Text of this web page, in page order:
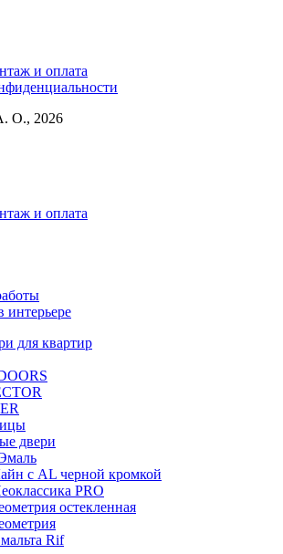
и оплата
О., 2026
и оплата
интерьере
для квартир
двери
с AL черной кромкой
PRO
остекленная
Rif